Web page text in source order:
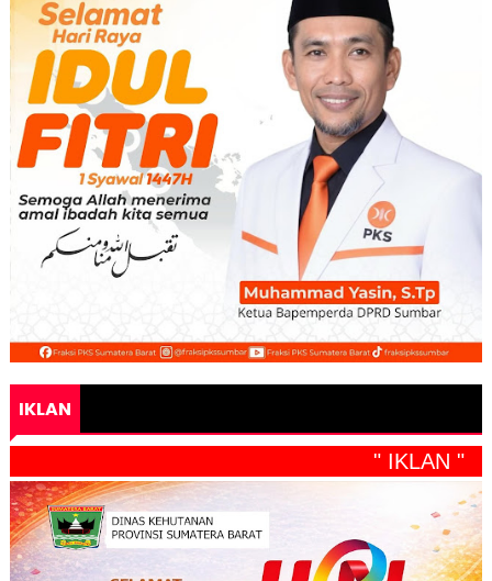
IKLAN
" IKLAN "